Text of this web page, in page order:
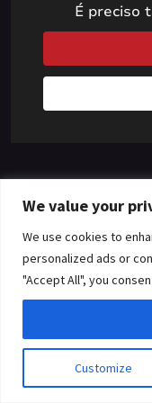
We value your
We use cookies to
personalized ads or
"Accept All", you
Customize
—
É preciso